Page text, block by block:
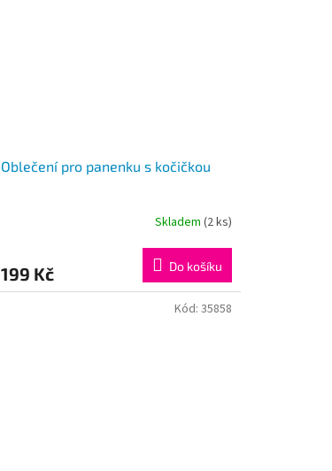
Oblečení pro panenku s kočičkou
Skladem (2 ks)
199 Kč Do košíku
Kód: 35858